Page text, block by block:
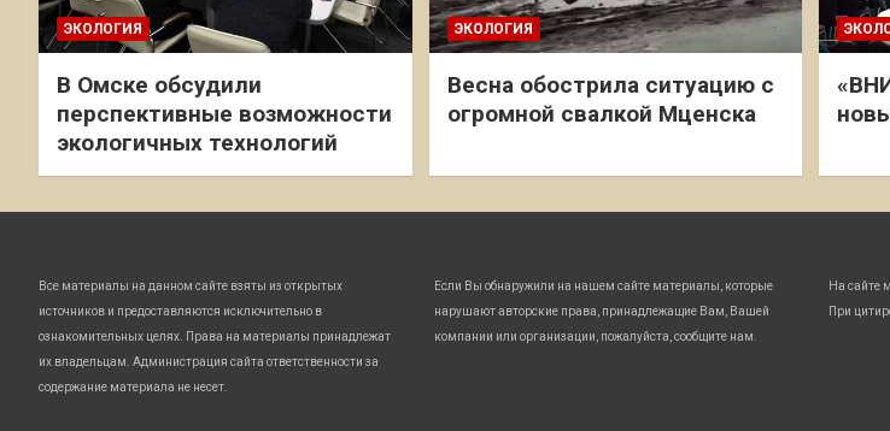
ЭКОЛОГИЯ
В Омске обсудили
перспективные возможности
экологичных технологий
ЭКОЛОГИЯ
Весна обострила ситуацию с
огромной свалкой Мценска
Все материалы на данном сайте взяты из открытых
источников и предоставляются исключительно в
ознакомительных целях. Права на материалы принадлежат
их владельцам. Администрация сайта ответственности за
содержание материала не несет.
Если Вы обнаружили на нашем сайте материалы, которые
нарушают авторские права, принадлежащие Вам, Вашей
компании или организации, пожалуйста, сообщите нам.
На сайте
При